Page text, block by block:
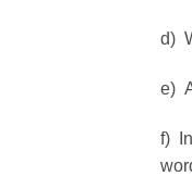
d)
e)
f)